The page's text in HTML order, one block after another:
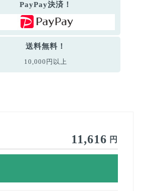
PayPay決済！
送料無料！
10,000円以上
11,616 円